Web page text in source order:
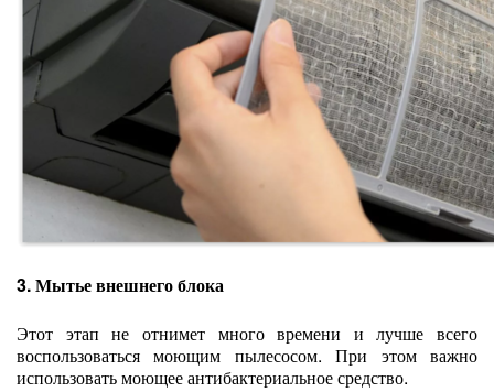
3. Мытье внешнего блока
Этот этап не отнимет много времени и лучше всего
воспользоваться моющим пылесосом. При этом важно
использовать моющее антибактериальное средство.